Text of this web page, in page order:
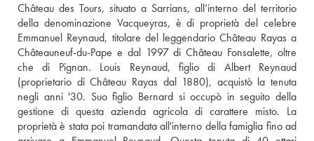
Château des Tours, situato a Sarrians, all’interno del territorio
della denominazione Vacqueyras, è di proprietà del celebre
Emmanuel Reynaud, titolare del leggendario Château Rayas a
Châteauneuf-du-Pape e dal 1997 di Château Fonsalette, oltre
che di Pignan. Louis Reynaud, figlio di Albert Reynaud
(proprietario di Château Rayas dal 1880), acquistò la tenuta
negli anni '30. Suo figlio Bernard si occupò in seguito della
gestione di questa azienda agricola di carattere misto. La
proprietà è stata poi tramandata all'interno della famiglia fino ad